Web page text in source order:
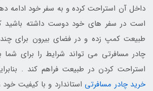
داخل آن استراحت کرده و به سفر خود ادامه
است در سفر های خود دوست داشته باشید
طبیعت کمپ زده و در فضای بیرون برای چند
چادر مسافرتی می تواند شرایط را برای
استراحت کردن در طبیعت فراهم کند .
خرید چادر مسافرتی استاندارد و با کیفیت